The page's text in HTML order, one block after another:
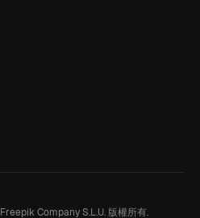
Freepik Company S.L.U. 版權所有.